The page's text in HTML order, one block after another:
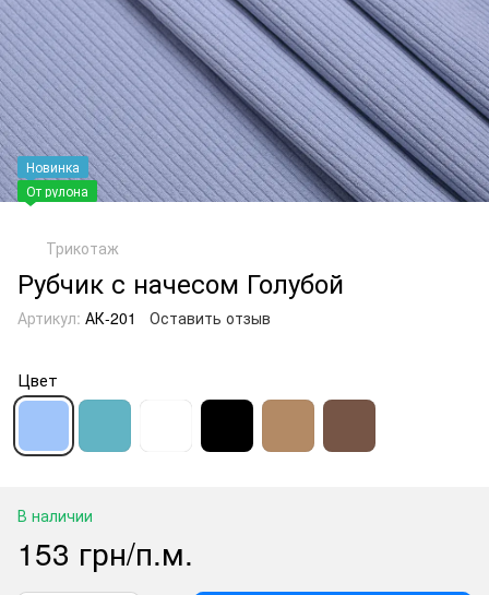
Новинка
От рулона
Трикотаж
Рубчик с начесом Голубой
Артикул: АК-201 Оставить отзыв
Цвет
В наличии
153 грн/п.м.